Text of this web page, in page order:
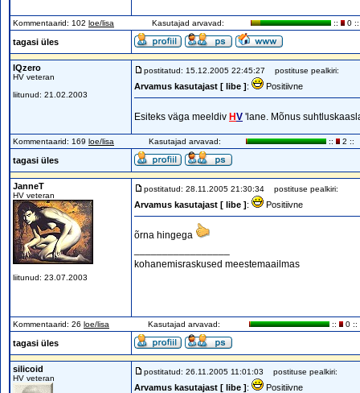
Kommentaarid: 102 loe/lisa Kasutajad arvavad: :: 0 ::
tagasi üles
IQzero
HV veteran
liitunud: 21.02.2003
postitatud: 15.12.2005 22:45:27 postituse pealkiri:
Arvamus kasutajast [ libe ]: Positiivne
Esiteks väga meeldiv HV 'lane. Mõnus
Kommentaarid: 169 loe/lisa Kasutajad arvavad: :: 2 ::
tagasi üles
JanneT
HV veteran
liitunud: 23.07.2003
postitatud: 28.11.2005 21:30:34 postituse pealkiri:
Arvamus kasutajast [ libe ]: Positiivne
õrna hingega
kohanemisraskused meestemaailmas
Kommentaarid: 26 loe/lisa Kasutajad arvavad: :: 0 ::
tagasi üles
silicoid
HV veteran
postitatud: 26.11.2005 11:01:03 postituse pealkiri:
Arvamus kasutajast [ libe ]: Positiivne